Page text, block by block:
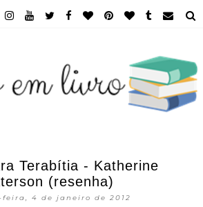
Terabítia - Katherine
(resenha)
4 de janeiro de 2012